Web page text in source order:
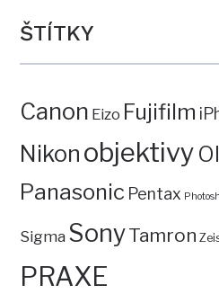
ŠTÍTKY
Canon Eizo Fujifilm
Nikon objektivy
Panasonic Pentax
Sigma SonyTamron
PRAXE